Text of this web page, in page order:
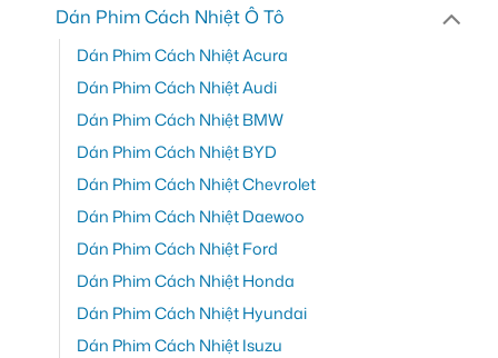
Dán Phim Cách Nhiệt Ô Tô
Dán Phim Cách Nhiệt Acura
Dán Phim Cách Nhiệt Audi
Dán Phim Cách Nhiệt BMW
Dán Phim Cách Nhiệt BYD
Dán Phim Cách Nhiệt Chevrolet
Dán Phim Cách Nhiệt Daewoo
Dán Phim Cách Nhiệt Ford
Dán Phim Cách Nhiệt Honda
Dán Phim Cách Nhiệt Hyundai
Dán Phim Cách Nhiệt Isuzu